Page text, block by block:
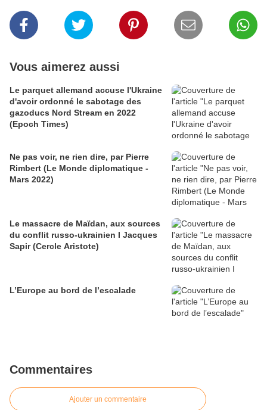
Vous aimerez aussi
Le parquet allemand accuse l'Ukraine
d'avoir ordonné le sabotage des
gazoducs Nord Stream en 2022
(Epoch Times)
Ne pas voir, ne rien dire, par Pierre
Rimbert (Le Monde diplomatique -
Mars 2022)
Le massacre de Maïdan, aux sources
du conflit russo-ukrainien I Jacques
Sapir (Cercle Aristote)
L’Europe au bord de l’escalade
Commentaires
Ajouter un commentaire